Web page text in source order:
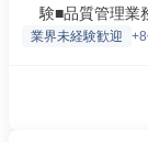
験■品質管理業
業界未経験歓迎